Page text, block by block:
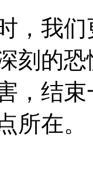
，我
刻的
，结
所在。